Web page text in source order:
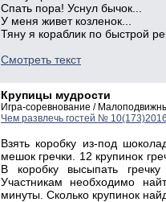
Спать пора! Уснул бычок...
У меня живет козленок...
Тяну я кораблик по быстрой
Смотреть текст
Крупицы мудрости
Игра-соревнование /
Чем развлечь гостей №
Взять коробку из-под
мешок гречки. 12 крупинок
В коробку высыпать
Участникам необходимо
минуты. Сколько крупинок